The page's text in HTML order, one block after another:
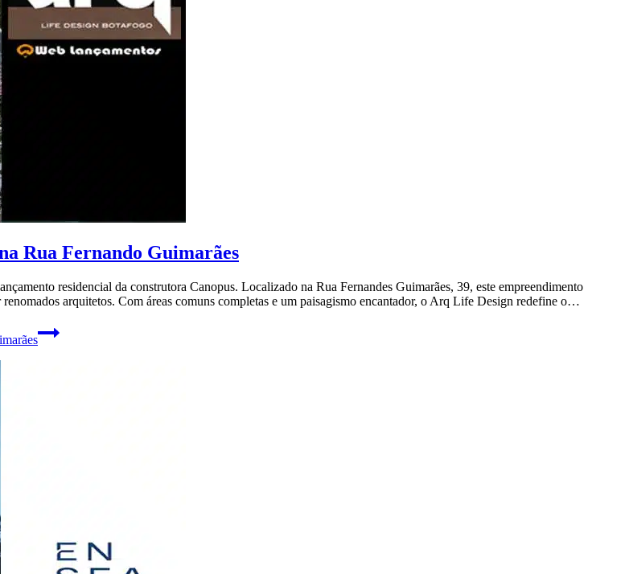
Rua Fernando Guimarães
residencial da construtora Canopus. Localizado na Rua Fernandes Guimarães, 39, este empreendimento
arquitetos. Com áreas comuns completas e um paisagismo encantador, o Arq Life Design redefine o…